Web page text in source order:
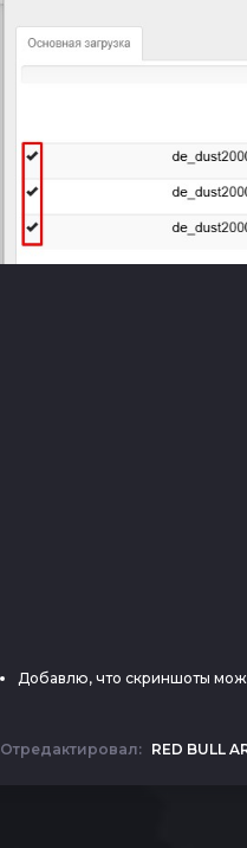
Добавлю, что скриншоты
Отредактировал: RED BULL